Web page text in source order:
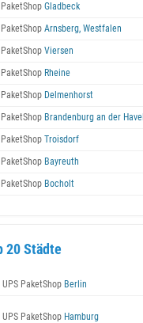
Gladbeck
Arnsberg, Westfalen
Viersen
Rheine
Delmenhorst
Brandenburg an der Havel
Troisdorf
Bayreuth
Bocholt
20 Städte
UPS PaketShop Berlin
UPS PaketShop Hamburg